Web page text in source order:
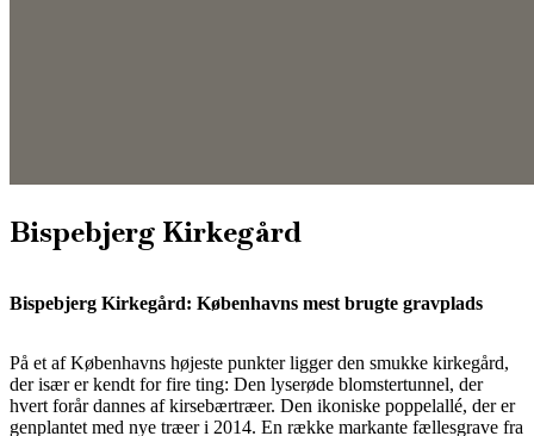
Bispebjerg Kirkegård
Bispebjerg Kirkegård: Københavns mest brugte gravplads
På et af Københavns højeste punkter ligger den smukke kirkegård,
der især er kendt for fire ting: Den lyserøde blomstertunnel, der
hvert forår dannes af kirsebærtræer. Den ikoniske poppelallé, der er
genplantet med nye træer i 2014. En række markante fællesgrave fra